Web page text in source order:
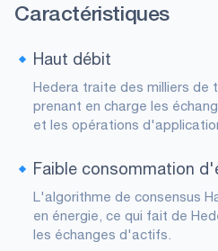
Caractéristiques
Haut débit
Hedera traite des milliers de
prenant en charge les
et les opérations
Faible consommation
L'algorithme de consensus
en énergie, ce qui fait de
les échanges d'actifs.